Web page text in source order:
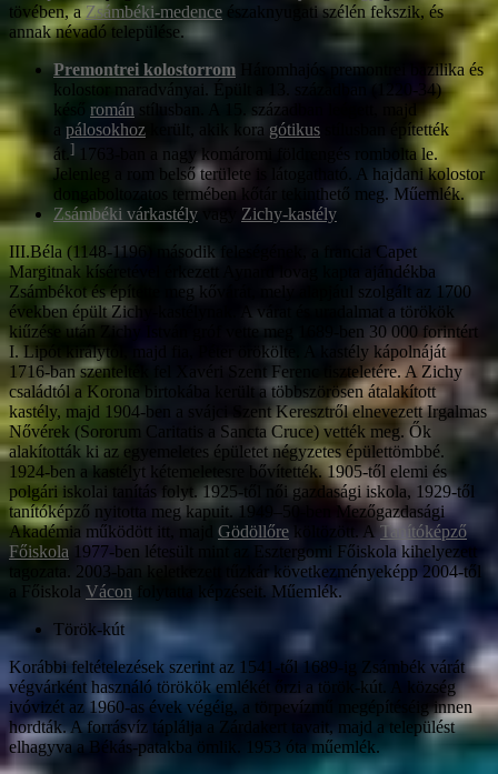
tövében, aZsámbéki-medence északnyugati szélén fekszik, és
annak névadó települése.
Premontrei kolostorrom Háromhajós premontrei bazilika és
kolostor maradványai. Épült a 13. században (1220-34)
késő román stílusban. A 15. században leégett, majd
pálosokhoz került, akik kora gótikus stílusban építették
át. ] 1763-ban a nagy komáromi földrengés rombolta le.
Jelenleg a rom belső területe is látogatható. A hajdani kolostor
dongaboltozatos termében kőtár tekinthető meg. Műemlék.
Zsámbéki várkastély
Zichy-kastély
III.Béla (1148-1196) második feleségének, a francia Capet
Margitnak kíséretével érkezett Aynard lovag kapta ajándékba
Zsámbékot és építette meg kővárát, mely alapjául szolgált az 1700
években épült Zichy-kastélynak. A várat és uradalmat a törökök
kiűzése után Zichy István gróf vette meg 1689-ben 30 000 forintért
I. Lipót királytól, majd fia, Péter örökölte. A kastély kápolnáját
1716-ban szentelték fel Xavéri Szent Ferenc tiszteletére. A Zichy
családtól a Korona birtokába került a többszörösen átalakított
kastély, majd 1904-ben a svájci Szent Keresztről elnevezett Irgalmas
Nővérek (Sororum Caritatis a Sancta Cruce) vették meg. Ők
alakították ki az egyemeletes épületet négyzetes épülettömbbé.
1924-ben a kastélyt kétemeletesre bővítették. 1905-től elemi és
polgári iskolai tanítás folyt. 1925-től női gazdasági iskola, 1929-től
tanítóképző nyitotta meg kapuit. 1949–50-ben Mezőgazdasági
Akadémia működött itt, majd Gödöllőre költözött. A Tanítóképző
Főiskola 1977-ben létesült mint az Esztergomi Főiskola kihelyezett
tagozata. 2003-ban keletkezett tűzkár következményeképp 2004-től
a Főiskola Vácon folytatta képzéseit. Műemlék.
Török-kút
Korábbi feltételezések szerint az 1541-től 1689-ig Zsámbék várát
végvárként használó törökök emlékét őrzi a török-kút. A község
ivóvizét az 1960-as évek végéig, a törpevízmű megépítéséig innen
hordták. A forrásvíz táplálja a Zárdakert tavait, majd a települést
elhagyva a Békás-patakba ömlik. 1953 óta műemlék.